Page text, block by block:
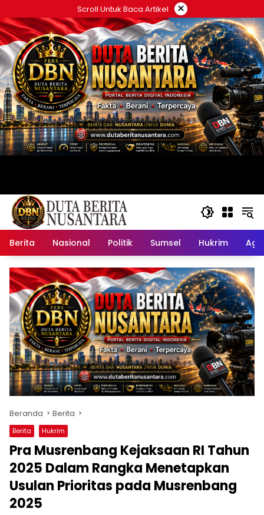
ke
konten
Scroll Untuk Baca Artikel ×
Berita Nasional Politik Sumsel Hukrim
Beranda Berita
Berita Hukrim
Pra Musrenbang Kejaksaan RI Tahun
2025 Dalam Rangka Menetapkan
Usulan Prioritas pada Musrenbang
2025